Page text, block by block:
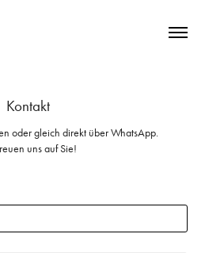
Kontakt
oder gleich direkt über WhatsApp.
uns auf Sie!